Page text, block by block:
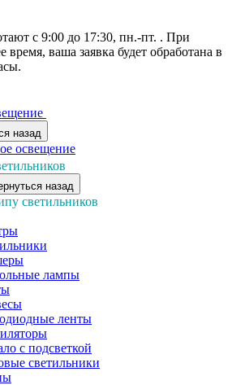
с 9:00 до 17:30, пн.-пт. . При
время, ваша заявка будет обработана в
назад
освещение
назад
светильников
лампы
ленты
с подсветкой
светильники